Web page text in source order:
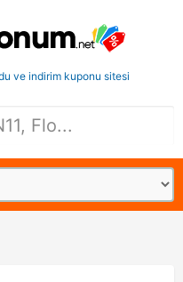
ve indirim kuponu sitesi